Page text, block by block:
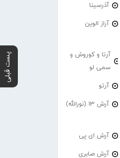
پست قبلی
آذرسینا
آراز الوین
آرتا و کوروش و
سمی لو
آرتو
آرش 13 (نورالله)
آرش ای پی
آرش صابری